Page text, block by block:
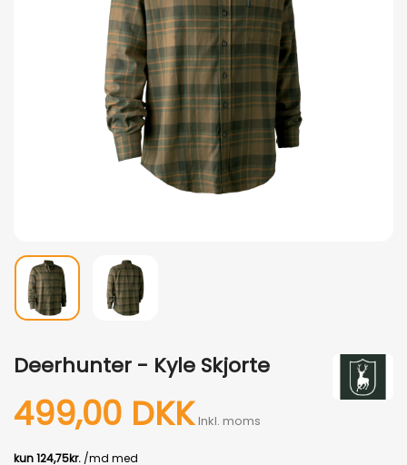
Deerhunter - Kyle Skjorte
499,00 DKK Inkl. moms